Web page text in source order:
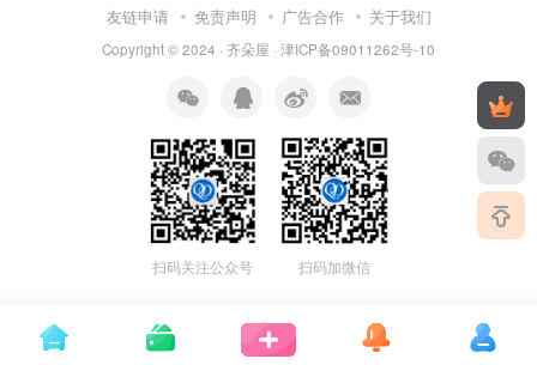
友链申请 免责声明 广告合作 关于我们
Copyright © 2024 · 齐朵屋 · 津ICP备09011262号-10
扫码关注公众号 扫码加微信